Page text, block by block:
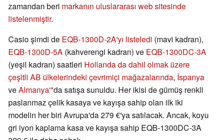
zamandan beri markanın uluslararası web sitesinde
listelenmiştir.
Casio şimdi de EQB-1300D-2A'yı listeledi (mavi kadran),
EQB-1300D-5A (kahverengi kadran) ve EQB-1300DC-3A
(yeşil kadran) saatleri Hollanda da dahil olmak üzere
çeşitli AB ülkelerindeki çevrimiçi mağazalarında, İspanya
veAlmanya' da satışa sunuldu. Her ikisi de gümüş renkli
paslanmaz çelik kasaya ve kayışa sahip olan ilk iki
modelin her biri Avrupa'da 279 €'ya satılacak. Ancak, koyu
gri iyon kaplama kasa ve kayışa sahip EQB-1300DC-3A